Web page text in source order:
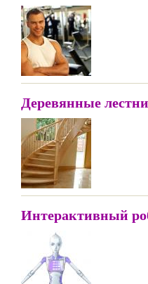
Деревянные
Интерактивный